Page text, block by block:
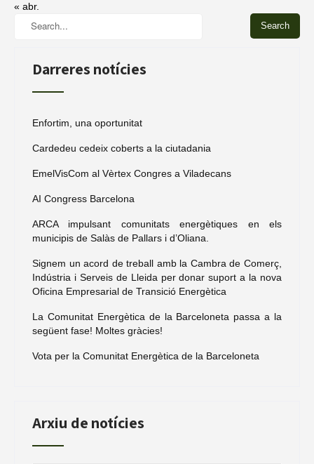
« abr.
Darreres notícies
Enfortim, una oportunitat
Cardedeu cedeix coberts a la ciutadania
EmelVisCom al Vèrtex Congres a Viladecans
AI Congress Barcelona
ARCA impulsant comunitats energètiques en els
municipis de Salàs de Pallars i d’Oliana.
Signem un acord de treball amb la Cambra de Comerç,
Indústria i Serveis de Lleida per donar suport a la nova
Oficina Empresarial de Transició Energètica
La Comunitat Energètica de la Barceloneta passa a la
següent fase! Moltes gràcies!
Vota per la Comunitat Energètica de la Barceloneta
Arxiu de notícies